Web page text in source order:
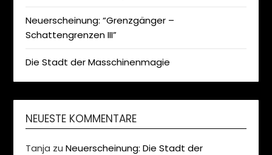
Neuerscheinung: “Grenzgänger –
Schattengrenzen III”
Die Stadt der Masschinenmagie
NEUESTE KOMMENTARE
Tanja zuNeuerscheinung: Die Stadt der